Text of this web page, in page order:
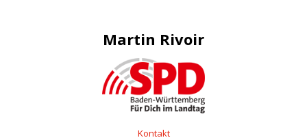
Martin Rivoir
Kontakt